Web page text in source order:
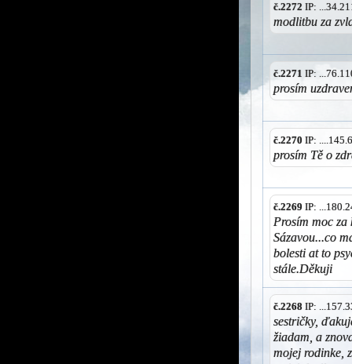
č.2272 IP:
modlitbu za
č.2271 IP:
prosím
č.2270 IP:
prosím Tě o
č.2269 IP:
Prosím moc
Sázavou...co
bolesti at to
stále.Děkuji
č.2268 IP:
sestričky,
žiadam, a
mojej rodinke,